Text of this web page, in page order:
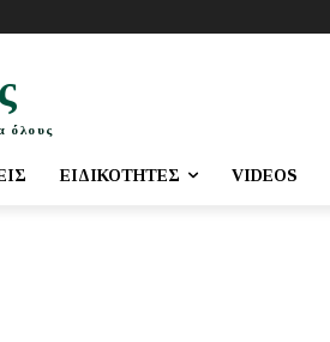
όλους
ΕΙΔΙΚΌΤΗΤΕΣ VIDEOS